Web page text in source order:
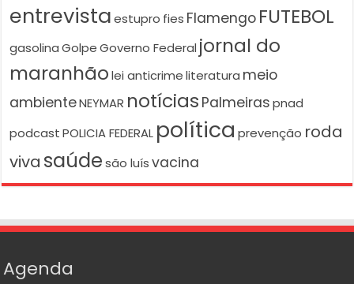
entrevista estupro fies Flamengo FUTEBOL
gasolina Golpe Governo Federal jornal do
maranhão lei anticrime literatura meio
ambienteNEYMAR notícias Palmeiras pnad
podcast POLICIA FEDERAL política prevenção roda
viva saúde são luís vacina
Agenda